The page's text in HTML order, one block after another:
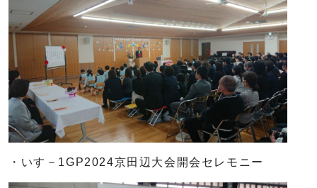
・いす－1GP2024京田辺大会開会セレモニー